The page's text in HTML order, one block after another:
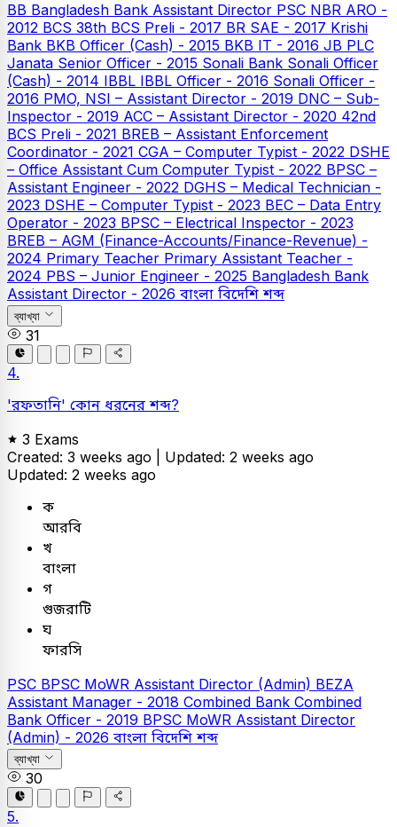
BB Bangladesh Bank Assistant Director PSC NBR ARO -
2012 BCS 38th BCS Preli - 2017 BR SAE - 2017 Krishi
Bank BKB Officer (Cash) - 2015 BKB IT - 2016 JB PLC
Janata Senior Officer - 2015 Sonali Bank Sonali Officer
(Cash) - 2014 IBBL IBBL Officer - 2016 Sonali Officer -
2016 PMO, NSI – Assistant Director - 2019 DNC – Sub-
Inspector - 2019 ACC – Assistant Director - 2020 42nd
BCS Preli - 2021 BREB – Assistant Enforcement
Coordinator - 2021 CGA – Computer Typist - 2022 DSHE
– Office Assistant Cum Computer Typist - 2022 BPSC –
Assistant Engineer - 2022 DGHS – Medical Technician -
2023 DSHE – Computer Typist - 2023 BEC – Data Entry
Operator - 2023 BPSC – Electrical Inspector - 2023
BREB – AGM (Finance-Accounts/Finance-Revenue) -
2024 Primary Teacher Primary Assistant Teacher -
2024 PBS – Junior Engineer - 2025 Bangladesh Bank
Assistant Director - 2026 বাংলা বিদেশি শব্দ
ব্যাখ্যা
31
4.
'রফতানি' কোন ধরনের শব্দ?
3 Exams
Created: 3 weeks ago | Updated: 2 weeks ago
Updated: 2 weeks ago
ক
আরবি
খ
বাংলা
গ
গুজরাটি
ঘ
ফারসি
PSC BPSC MoWR Assistant Director (Admin) BEZA
Assistant Manager - 2018 Combined Bank Combined
Bank Officer - 2019 BPSC MoWR Assistant Director
(Admin) - 2026 বাংলা বিদেশি শব্দ
ব্যাখ্যা
30
5.